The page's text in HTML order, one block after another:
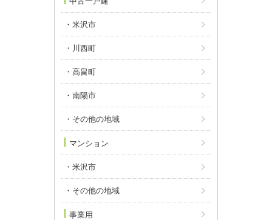
・米沢市
・川西町
・高畠町
・南陽市
・その他の地域
マンション
・米沢市
・その他の地域
事業用